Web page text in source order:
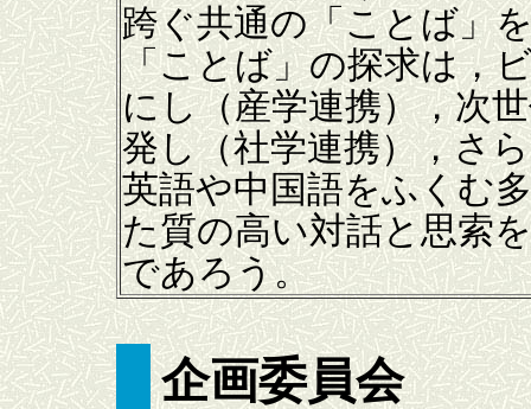
跨ぐ共通の「ことば」
「ことば」の探求は，
にし（産学連携），次
発し（社学連携），さ
英語や中国語をふくむ
た質の高い対話と思索
であろう。
企画委員会